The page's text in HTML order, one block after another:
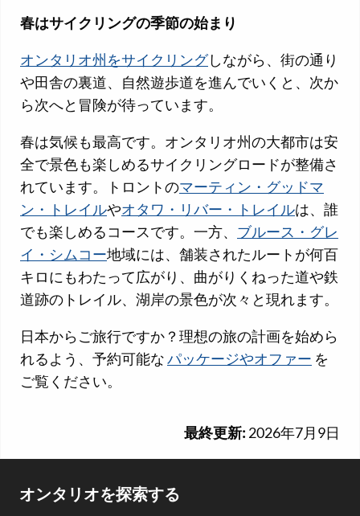
春はサイクリングの季節の始まり
オンタリオ州をサイクリングしながら、街の通り
や田舎の裏道、自然遊歩道を進んでいくと、次か
ら次へと冒険が待っています。
春は気候も最高です。オンタリオ州の大都市は安
全で景色も楽しめるサイクリングロードが整備さ
れています。トロントのマーティン・グッドマ
ン・トレイルやオタワ・リバー・トレイルは、誰
でも楽しめるコースです。一方、 ブルース・グレ
イ・シムコー地域には、舗装されたルートが何百
キロにもわたって広がり、曲がりくねった道や鉄
道跡のトレイル、湖岸の景色が次々と現れます。
日本からご旅行ですか？理想の旅の計画を始めら
れるよう、予約可能なパッケージやオファー を
ご覧ください。
最終更新: 2026年7月9日
Footer
オンタリオを探索する